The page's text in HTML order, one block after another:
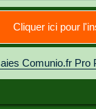
Cliquer ici pour
Comunio.fr Pro